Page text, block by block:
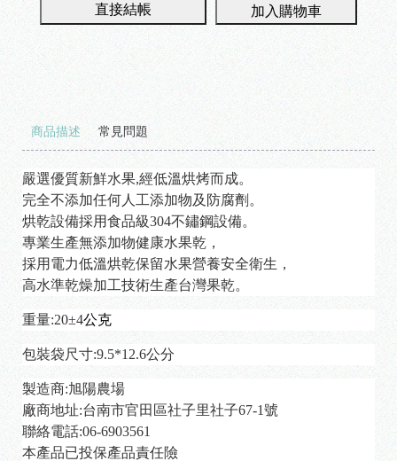
直接結帳 加入購物車
商品描述 常見問題
嚴選優質新鮮水果,經低溫烘烤而成。
完全不添加任何人工添加物及防腐劑。
烘乾設備採用食品級304不鏽鋼設備。
專業生產無添加物健康水果乾，
採用電力低溫烘乾保留水果營養安全衛生，
高水準乾燥加工技術生產台灣果乾。
重量:20±4公克
包裝袋尺寸:9.5*12.6公分
製造商:旭陽農場
廠商地址:台南市官田區社子里社子67-1號
聯絡電話:06-6903561
本產品已投保產品責任險